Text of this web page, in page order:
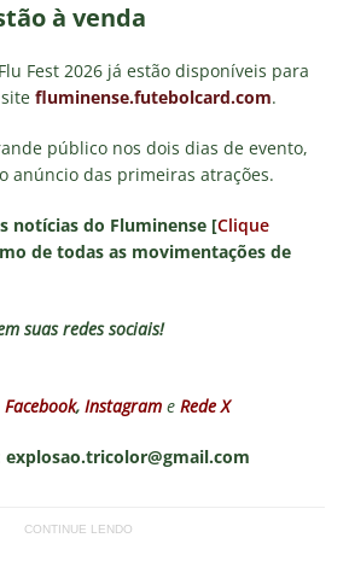
à venda
Fest 2026 já estão disponíveis para
fluminense.futebolcard.com.
público nos dois dias de evento,
anúncio das primeiras atrações.
notícias do Fluminense [Clique
de todas as movimentações de
suas redes sociais!
Facebook, Instagram e Rede X
explosao.tricolor@gmail.com
CONTINUE LENDO